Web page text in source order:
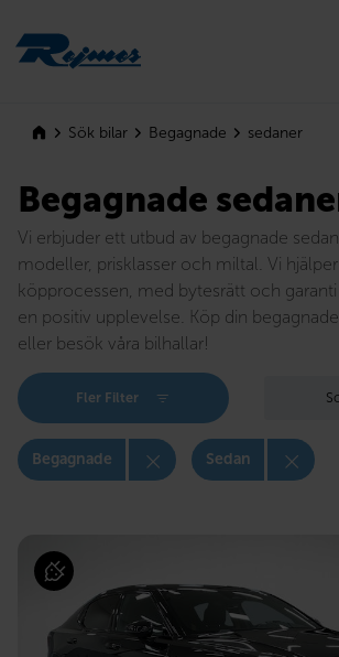
Sök bilar Begagnade sedaner
Begagnade
Vi erbjuder ett utbud av begagnade
modeller, prisklasser och miltal. Vi
köpprocessen, med bytesrätt och
en positiv upplevelse. Köp din
eller besök våra bilhallar!
Fler Filter
Begagnade Sedan